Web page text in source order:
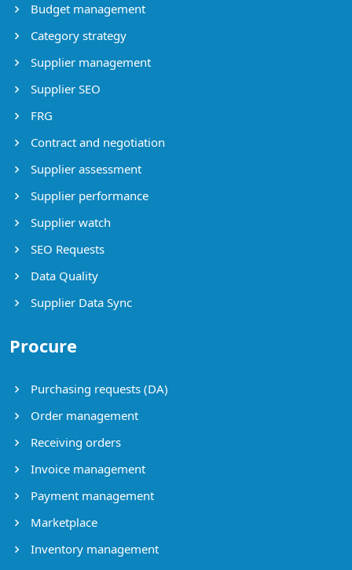
Budget management
Category strategy
Supplier management
Supplier SEO
FRG
Contract and negotiation
Supplier assessment
Supplier performance
Supplier watch
SEO Requests
Data Quality
Supplier Data Sync
Procure
Purchasing requests (DA)
Order management
Receiving orders
Invoice management
Payment management
Marketplace
Inventory management